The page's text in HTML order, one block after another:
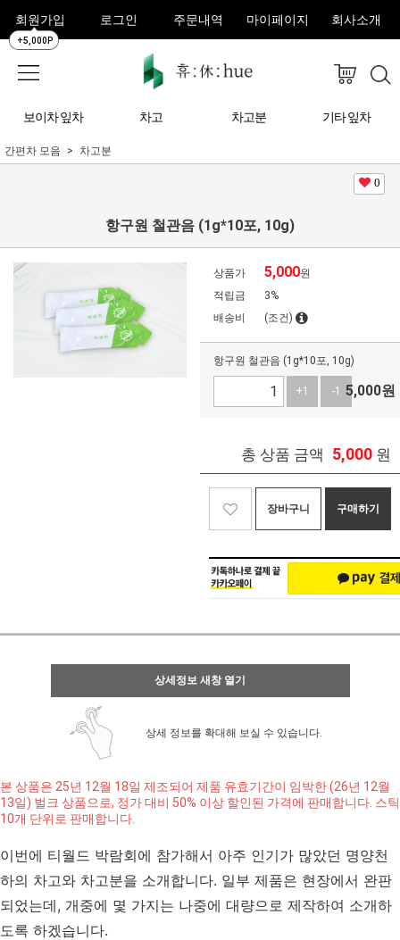
회원가입
+5,000P
로그인 주문내역 마이페이지 회사소개
보이차 잎차 차고 차고분 기타 잎차
간편차 모음 차고분
0
항구원 철관음 (1g*10포, 10g)
상품가 5,000원
적립금
3%
배송비
(조건)
항구원 철관음 (1g*10포, 10g)
+1 -1 5,000원
총 상품 금액 5,000 원
장바구니 구매하기
상세정보 새창 열기
상세 정보를 확대해 보실 수 있습니다.
본 상품은 25년 12월 18일 제조되어 제품 유효기간이 임박한 (26년 12월
13일) 벌크 상품으로, 정가 대비 50% 이상 할인된 가격에 판매합니다. 스틱
10개 단위로 판매합니다.
이번에 티월드 박람회에 참가해서 아주 인기가 많았던 명양천
하의 차고와 차고분을 소개합니다. 일부 제품은 현장에서 완판
되었는데, 개중에 몇 가지는 나중에 대량으로 제작하여 소개하
도록 하겠습니다.